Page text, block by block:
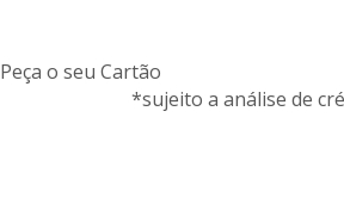
Peça o seu Cartão
*sujeito a análise de